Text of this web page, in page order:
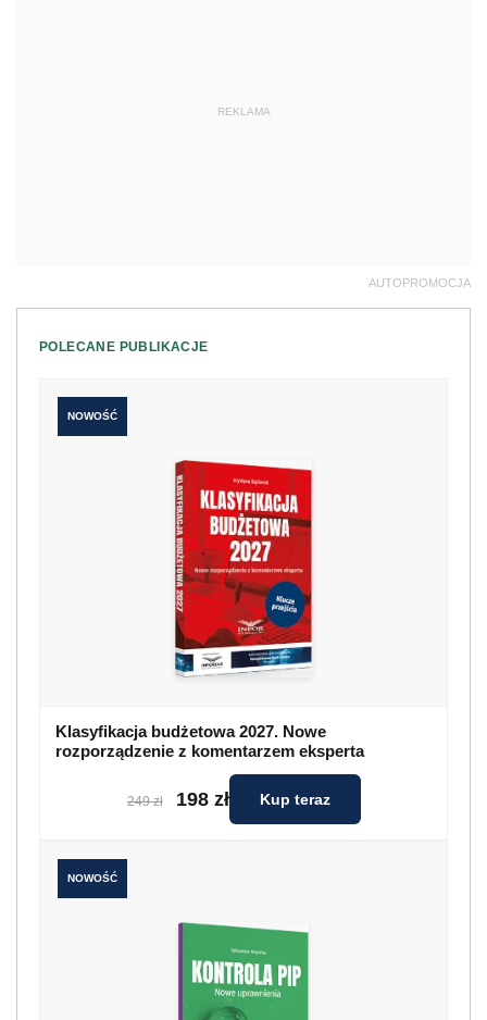
REKLAMA
AUTOPROMOCJA
POLECANE PUBLIKACJE
NOWOŚĆ
Klasyfikacja budżetowa 2027. Nowe
rozporządzenie z komentarzem eksperta
249 zł 198 zł Kup teraz
NOWOŚĆ